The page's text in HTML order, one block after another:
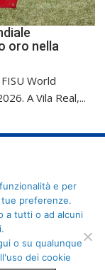
oro nella
World
A Vila Real,...
Universitario - Via
80109270589
e per
preferenze.
a tutti o ad alcuni
o su qualunque
dei cookie